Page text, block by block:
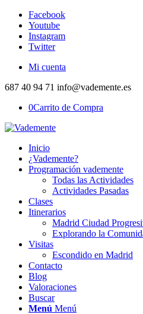
Facebook
Youtube
Instagram
Twitter
Mi cuenta
687 40 94 71 info@vademente.es
0Carrito de Compra
Inicio
¿Vademente?
Programación vademente
Todas las Actividades
Actividades Pasadas
Clases
Itinerarios
Madrid Ciudad
Explorando la
Visitas
Escondido en Madrid
Contacto
Blog
Valoraciones
Buscar
Menú Menú